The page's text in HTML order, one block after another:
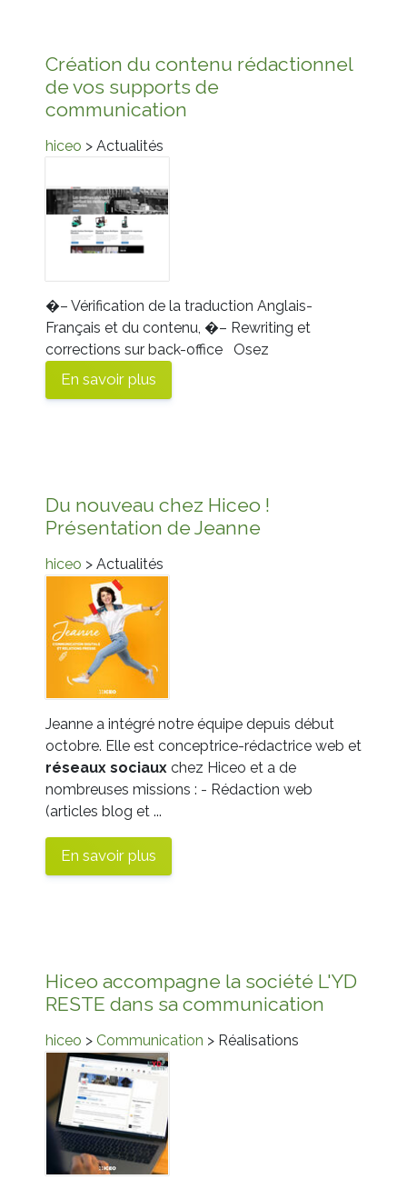
Création du contenu rédactionnel
de vos supports de
communication
hiceo > Actualités
�– Vérification de la traduction Anglais-
Français et du contenu, �– Rewriting et
corrections sur back-office
Osez
En savoir plus
Du nouveau chez Hiceo !
Présentation de Jeanne
hiceo > Actualités
Jeanne a intégré notre équipe depuis début
octobre. Elle est conceptrice-rédactrice web et
réseaux sociaux chez Hiceo et a de
nombreuses missions : - Rédaction web
(articles blog et ...
En savoir plus
Hiceo accompagne la société L'YD
RESTE dans sa communication
hiceo > Communication > Réalisations